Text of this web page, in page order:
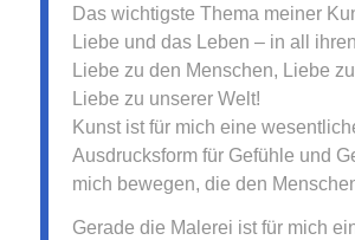
Das wichtigste Thema meiner
Liebe und das Leben – in all
Liebe zu den Menschen, Liebe
Liebe zu unserer Welt!
Kunst ist für mich eine
Ausdrucksform für Gefühle und
mich bewegen, die den
Gerade die Malerei ist für mich